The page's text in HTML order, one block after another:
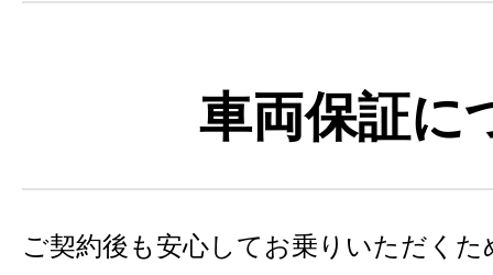
車両保証に
ご契約後も安心してお乗りいただく